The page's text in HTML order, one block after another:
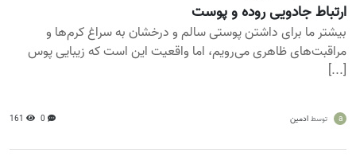
ارتباط جادویی روده و پوست
بیشتر ما برای داشتن پوستی سالم و درخشان به سراغ کرم‌ها و
مراقبت‌های ظاهری می‌رویم، اما واقعیت این است که زیبایی پوس
[...]
a توسط ادمین 0
161